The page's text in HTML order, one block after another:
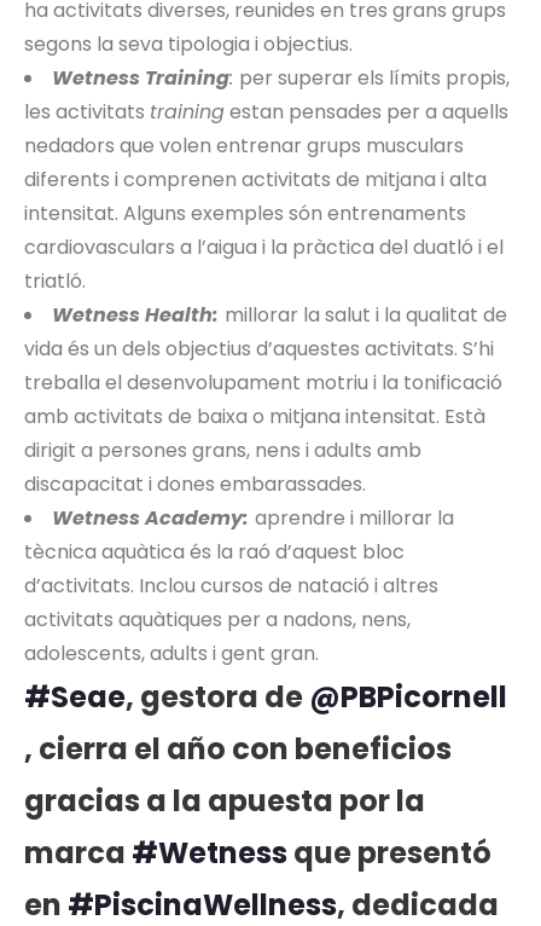
ha activitats diverses, reunides en tres grans grups
segons la seva tipologia i objectius.
Wetness Training: per superar els límits propis,
les activitats trainingestan pensades per a aquells
nedadors que volen entrenar grups musculars
diferents i comprenen activitats de mitjana i alta
intensitat. Alguns exemples són entrenaments
cardiovasculars a l’aigua i la pràctica del duatló i el
triatló.
Wetness Health: millorar la salut i la qualitat de
vida és un dels objectius d’aquestes activitats. S’hi
treballa el desenvolupament motriu i la tonificació
amb activitats de baixa o mitjana intensitat. Està
dirigit a persones grans, nens i adults amb
discapacitat i dones embarassades.
Wetness Academy: aprendre i millorar la
tècnica aquàtica és la raó d’aquest bloc
d’activitats. Inclou cursos de natació i altres
activitats aquàtiques per a nadons, nens,
adolescents, adults i gent gran.
#Seae, gestora de @PBPicornell
, cierra el año con beneficios
gracias a la apuesta por la
marca #Wetness que presentó
en #PiscinaWellness, dedicada